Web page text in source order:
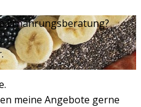
Ernährungsberatung?
meine Angebote gerne